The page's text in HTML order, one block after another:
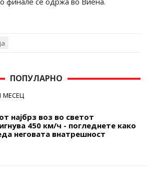
ПОПУЛАРНО
МЕСЕЦ
најбрз воз во светот
450 км/ч - погледнете како
неговата внатрешност